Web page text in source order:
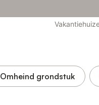
Omheind grondstuk